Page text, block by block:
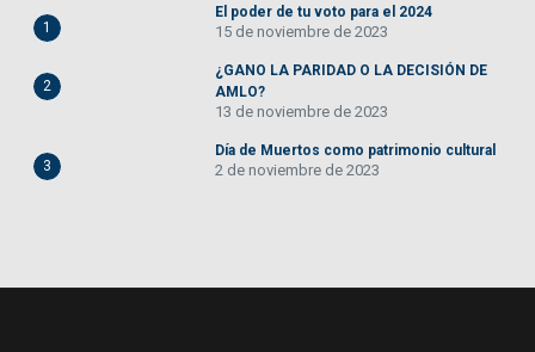
1
El poder de tu voto para el 2024
15 de noviembre de 2023
2
¿GANO LA PARIDAD O LA DECISIÓN DE
AMLO?
13 de noviembre de 2023
3
Día de Muertos como patrimonio cultural
2 de noviembre de 2023